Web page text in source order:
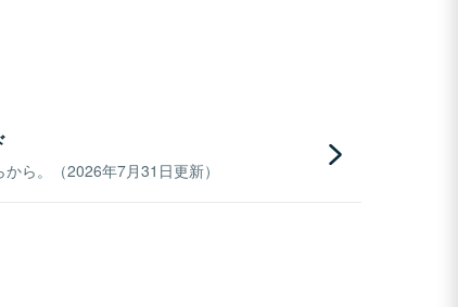
ら。（2026年7月31日更新）